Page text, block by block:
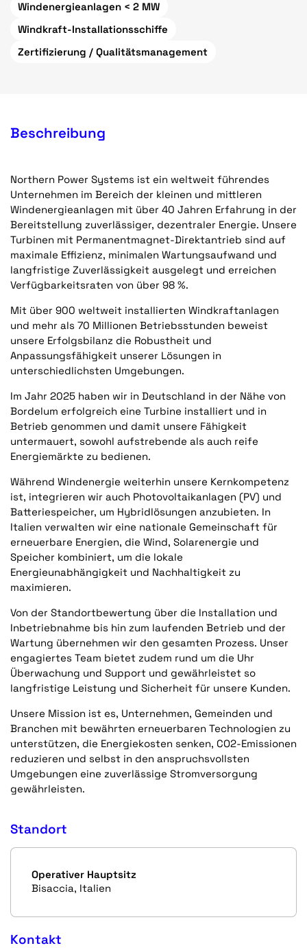
Windenergieanlagen < 2 MW
Windkraft-Installationsschiffe
Zertifizierung / Qualitätsmanagement
Beschreibung
Northern Power Systems ist ein weltweit führendes
Unternehmen im Bereich der kleinen und mittleren
Windenergieanlagen mit über 40 Jahren Erfahrung in der
Bereitstellung zuverlässiger, dezentraler Energie. Unsere
Turbinen mit Permanentmagnet-Direktantrieb sind auf
maximale Effizienz, minimalen Wartungsaufwand und
langfristige Zuverlässigkeit ausgelegt und erreichen
Verfügbarkeitsraten von über 98 %.
Mit über 900 weltweit installierten Windkraftanlagen
und mehr als 70 Millionen Betriebsstunden beweist
unsere Erfolgsbilanz die Robustheit und
Anpassungsfähigkeit unserer Lösungen in
unterschiedlichsten Umgebungen.
Im Jahr 2025 haben wir in Deutschland in der Nähe von
Bordelum erfolgreich eine Turbine installiert und in
Betrieb genommen und damit unsere Fähigkeit
untermauert, sowohl aufstrebende als auch reife
Energiemärkte zu bedienen.
Während Windenergie weiterhin unsere Kernkompetenz
ist, integrieren wir auch Photovoltaikanlagen (PV) und
Batteriespeicher, um Hybridlösungen anzubieten. In
Italien verwalten wir eine nationale Gemeinschaft für
erneuerbare Energien, die Wind, Solarenergie und
Speicher kombiniert, um die lokale
Energieunabhängigkeit und Nachhaltigkeit zu
maximieren.
Von der Standortbewertung über die Installation und
Inbetriebnahme bis hin zum laufenden Betrieb und der
Wartung übernehmen wir den gesamten Prozess. Unser
engagiertes Team bietet zudem rund um die Uhr
Überwachung und Support und gewährleistet so
langfristige Leistung und Sicherheit für unsere Kunden.
Unsere Mission ist es, Unternehmen, Gemeinden und
Branchen mit bewährten erneuerbaren Technologien zu
unterstützen, die Energiekosten senken, CO2-Emissionen
reduzieren und selbst in den anspruchsvollsten
Umgebungen eine zuverlässige Stromversorgung
gewährleisten.
Standort
Operativer Hauptsitz
Bisaccia, Italien
Kontakt